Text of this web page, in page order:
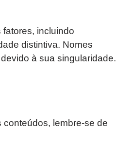
incluindo
distintiva. Nomes
à sua singularidade.
lembre-se de